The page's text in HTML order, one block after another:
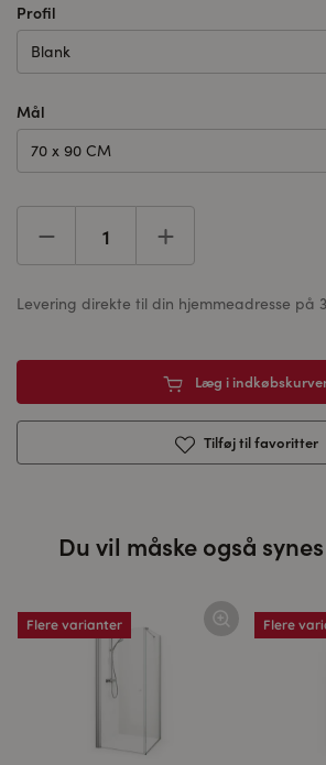
Profil
Blank
Mål
70 x 90 CM
Levering direkte til din hjemmeadresse på
Læg i
Tilføj til favoritter
Du vil måske også
Flere varianter Flere